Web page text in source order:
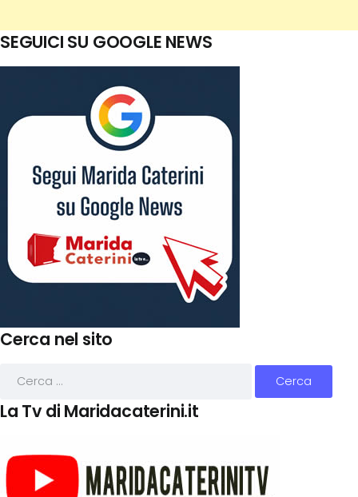
SEGUICI SU GOOGLE NEWS
Cerca nel sito
La Tv di Maridacaterini.it